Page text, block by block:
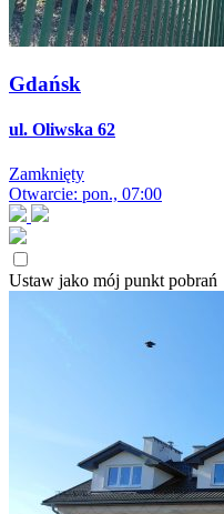
Gdańsk
ul. Oliwska 62
Zamknięty
Otwarcie: pon., 07:00
Ustaw jako mój punkt pobrań